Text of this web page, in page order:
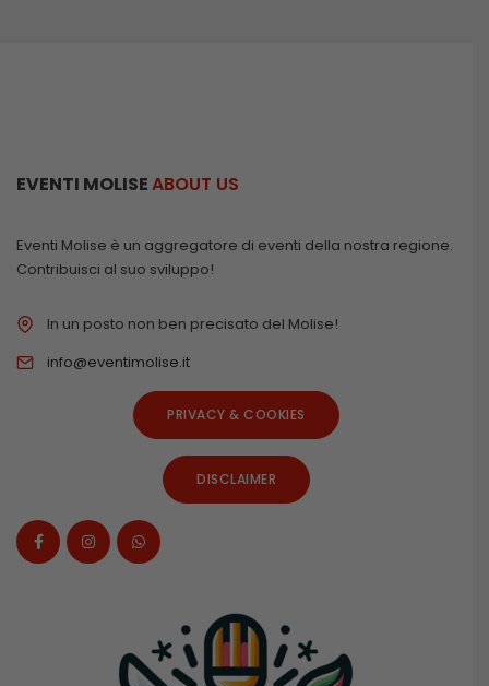
EVENTI MOLISEABOUT US
Eventi Molise è un aggregatore di eventi della nostra regione.
Contribuisci al suo sviluppo!
In un posto non ben precisato del Molise!
info@eventimolise.it
PRIVACY & COOKIES
DISCLAIMER